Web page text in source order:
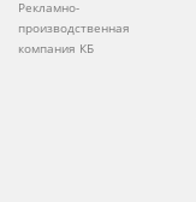
Рекламно-
производственная
компания КБ